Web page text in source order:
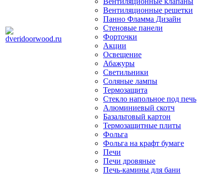
Вентиляционные решетки
Панно Фламма Дизайн
Стеновые панели
Форточки
Акции
Освещение
Абажуры
Светильники
Соляные лампы
Термозащита
Стекло напольное под печь
Алюминиевый скотч
Базальтовый картон
Термозащитные плиты
Фольга
Фольга на крафт бумаге
Печи
Печи дровяные
Печь-камины для бани